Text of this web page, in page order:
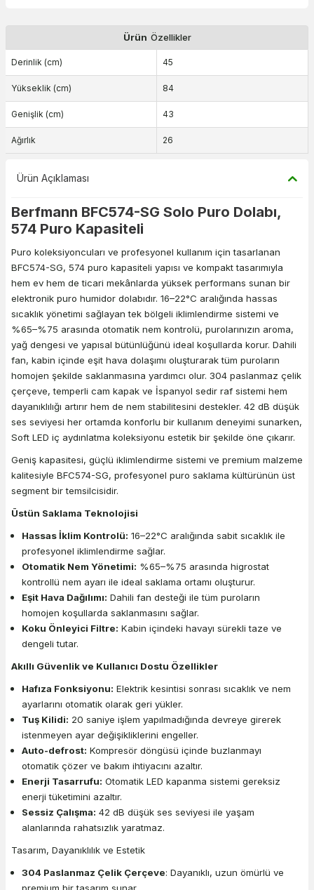
Ürün Özellikler
Derinlik (cm) 45
Yükseklik (cm) 84
Genişlik (cm) 43
Ağırlık 26
Ürün Açıklaması
Berfmann BFC574-SG Solo Puro Dolabı,
574 Puro Kapasiteli
Puro koleksiyoncuları ve profesyonel kullanım için tasarlanan
BFC574-SG, 574 puro kapasiteli yapısı ve kompakt tasarımıyla
hem ev hem de ticari mekânlarda yüksek performans sunan bir
elektronik puro humidor dolabıdır. 16–22°C aralığında hassas
sıcaklık yönetimi sağlayan tek bölgeli iklimlendirme sistemi ve
%65–%75 arasında otomatik nem kontrolü, purolarınızın aroma,
yağ dengesi ve yapısal bütünlüğünü ideal koşullarda korur. Dahili
fan, kabin içinde eşit hava dolaşımı oluşturarak tüm puroların
homojen şekilde saklanmasına yardımcı olur. 304 paslanmaz çelik
çerçeve, temperli cam kapak ve İspanyol sedir raf sistemi hem
dayanıklılığı artırır hem de nem stabilitesini destekler. 42 dB düşük
ses seviyesi her ortamda konforlu bir kullanım deneyimi sunarken,
Soft LED iç aydınlatma koleksiyonu estetik bir şekilde öne çıkarır.
Geniş kapasitesi, güçlü iklimlendirme sistemi ve premium malzeme
kalitesiyle BFC574-SG, profesyonel puro saklama kültürünün üst
segment bir temsilcisidir.
Üstün Saklama Teknolojisi
Hassas İklim Kontrolü: 16–22°C aralığında sabit sıcaklık ile
profesyonel iklimlendirme sağlar.
Otomatik Nem Yönetimi: %65–%75 arasında higrostat
kontrollü nem ayarı ile ideal saklama ortamı oluşturur.
Eşit Hava Dağılımı: Dahili fan desteği ile tüm puroların
homojen koşullarda saklanmasını sağlar.
Koku Önleyici Filtre: Kabin içindeki havayı sürekli taze ve
dengeli tutar.
Akıllı Güvenlik ve Kullanıcı Dostu Özellikler
Hafıza Fonksiyonu: Elektrik kesintisi sonrası sıcaklık ve nem
ayarlarını otomatik olarak geri yükler.
Tuş Kilidi: 20 saniye işlem yapılmadığında devreye girerek
istenmeyen ayar değişikliklerini engeller.
Auto-defrost: Kompresör döngüsü içinde buzlanmayı
otomatik çözer ve bakım ihtiyacını azaltır.
Enerji Tasarrufu: Otomatik LED kapanma sistemi gereksiz
enerji tüketimini azaltır.
Sessiz Çalışma: 42 dB düşük ses seviyesi ile yaşam
alanlarında rahatsızlık yaratmaz.
Tasarım, Dayanıklılık ve Estetik
304 Paslanmaz Çelik Çerçeve: Dayanıklı, uzun ömürlü ve
premium bir tasarım sunar.